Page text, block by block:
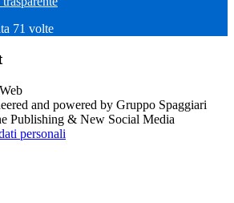
71 volte
and powered by Gruppo Spaggiari
Publishing & New Social Media
personali